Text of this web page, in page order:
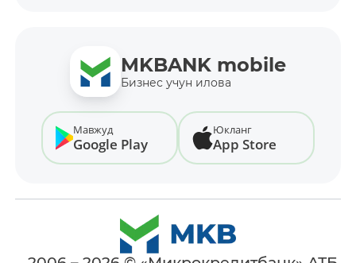
MKBANK mobile
Бизнес учун илова
Мавжуд
Google Play
Юкланг
App Store